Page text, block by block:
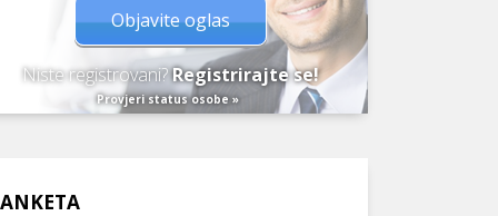
Objavite oglas
Niste registrovani?Registrirajte se!
Provjeri status osobe »
ANKETA